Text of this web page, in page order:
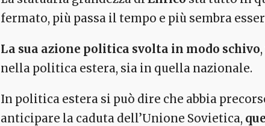
fermato, più passa il tempo e più sembra
La sua azione politica svolta in modo schivo
nella politica estera, sia in quella nazionale.
In politica estera si può dire che abbia
anticipare la caduta dell’Unione Sovietica,